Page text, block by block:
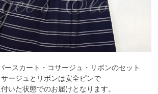
ースカート・コサージュ・リボンのセット
ージュとリボンは安全ピンで
いた状態でのお届けとなります。